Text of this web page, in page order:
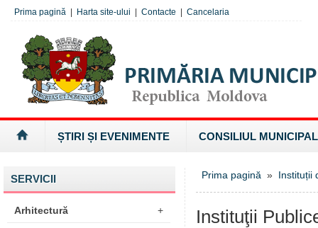
Prima pagină Harta site-ului Contacte Cancelaria
ȘTIRI ȘI EVENIMENTE CONSILIUL MUNICIPAL
SERVICII
Arhitectură +
Prima pagină » Instituții
Instituţii